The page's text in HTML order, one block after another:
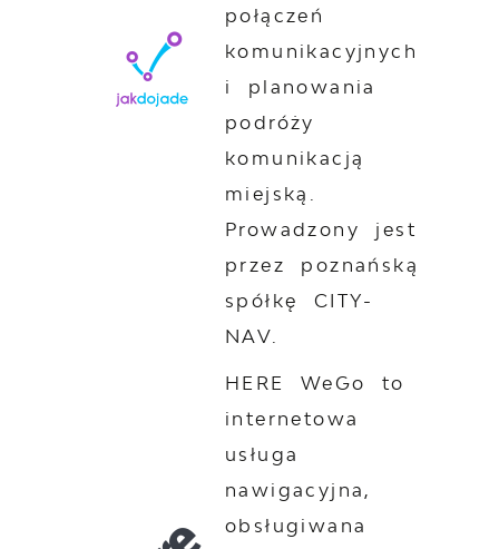
połączeń
komunikacyjnych
i planowania
podróży
komunikacją
miejską.
Prowadzony jest
przez poznańską
spółkę CITY-
NAV.
HERE WeGo to
internetowa
usługa
nawigacyjna,
obsługiwana